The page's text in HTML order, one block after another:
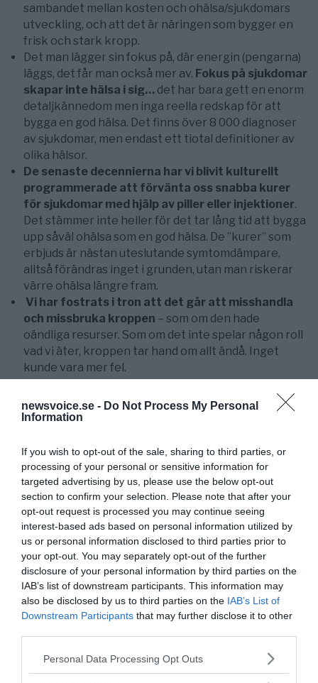
newsvoice.se - Do Not Process My Personal
Information
If you wish to opt-out of the sale, sharing to third parties, or
processing of your personal or sensitive information for
targeted advertising by us, please use the below opt-out
section to confirm your selection. Please note that after your
opt-out request is processed you may continue seeing
interest-based ads based on personal information utilized by
us or personal information disclosed to third parties prior to
your opt-out. You may separately opt-out of the further
disclosure of your personal information by third parties on the
IAB’s list of downstream participants. This information may
also be disclosed by us to third parties on the IAB’s List of
Downstream Participants that may further disclose it to other
Please note that this website/app uses one or more Google
Personal Data Processing Opt Outs
sambandet mellan kosten och ohälsa/sjukdomars
utveckling, och att det är näringen som bygger en
frisk och stark kropp.
Det man lägger sin fokus på, där energin (pengarna)
läggs, det får man också mer av. Fokus på sjukdomar
skapar inte hälsa i sig… det har bara gett en enorm
detaljkännedom men inga reella redskap för att
bygga en god hälsa. Det finns över 8 000 diagnoser
av sjukdomar, men endast ett tiotal definitioner av
olika hälsor.
De senaste decennierna har vi blivit kulturellt
programmerade att förvänta oss snabba kurer
för sjukdomar med hjälp av piller eller injektioner.
Det stämmer inte heller för det tar lång tid att bygga
upp såväl ohälsa som en god hälsa. De ”kurer” som
erbjuds är nästan uteslutande symtomdämpare,
alltså förändras inget i grunden, utan man riskerar
värre ohälsa längre fram.
Vi har fostrats i tron att det går att misshandla
och missbruka kroppen – som om den hade
oändliga resurser. Som om det inte spelar någon roll
vad vi äter, kroppen tar hand om allt ändå. Inget
kunde vara mer fel.
Motorn (pengarna) bakom hela systemet är
Läkemedelsindustrin , vars affärsprincip är att tjäna
pengar på att folk blir och förblir sjuka. Läkarna
stärka det friska och den självläkande kraften.
Vilket de facto är det enda som kan göra att vi läker.
Vi kan inte behandla kroppen, tankarna, känslorna
och själen separat för de hänger samman till en
fungerande helhet. Det är helt ovetenskapligt att
separera dessa. När man behandlar varje kroppsdel
för sig, är risken hög att symtomen bara vandrar till
andra ställen och patienten valsas runt i sjukvården.
Vi har således detta systemeftersom den nuvarande
sjukvården är uppbyggd enligt det gamla, daterade
kostsam och i längden ineffektiv sjukvårdsapparat,
vilket ingen har råd med längre. Det har byggt upp en